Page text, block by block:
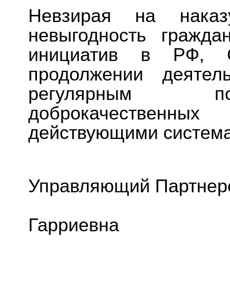
Невзирая на
невыгодность
инициатив в РФ,
продолжении
регулярным
действующими
Гарриевна